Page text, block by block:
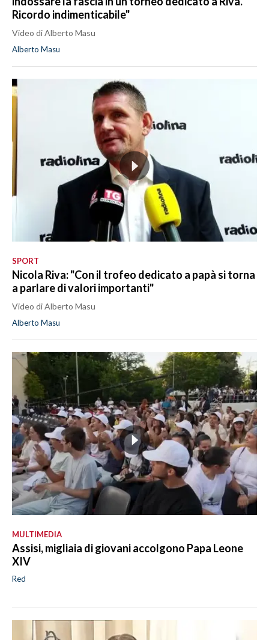
Ricordo indimenticabile"
Video di Alberto Masu
Alberto Masu
SPORT
Nicola Riva: "Con il trofeo dedicato a papà si torna
a parlare di valori importanti"
Video di Alberto Masu
Alberto Masu
MULTIMEDIA
Assisi, migliaia di giovani accolgono Papa Leone
XIV
Red